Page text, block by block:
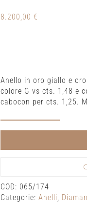
8.200,00 €
Anello in oro giallo e
colore G vs cts. 1,48 e
cabocon per cts. 1,25.
bianco
con
COD: 065/174
Categorie: Anelli,